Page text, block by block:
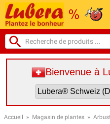
Bienvenue à
Accueil » Magasin de plantes »